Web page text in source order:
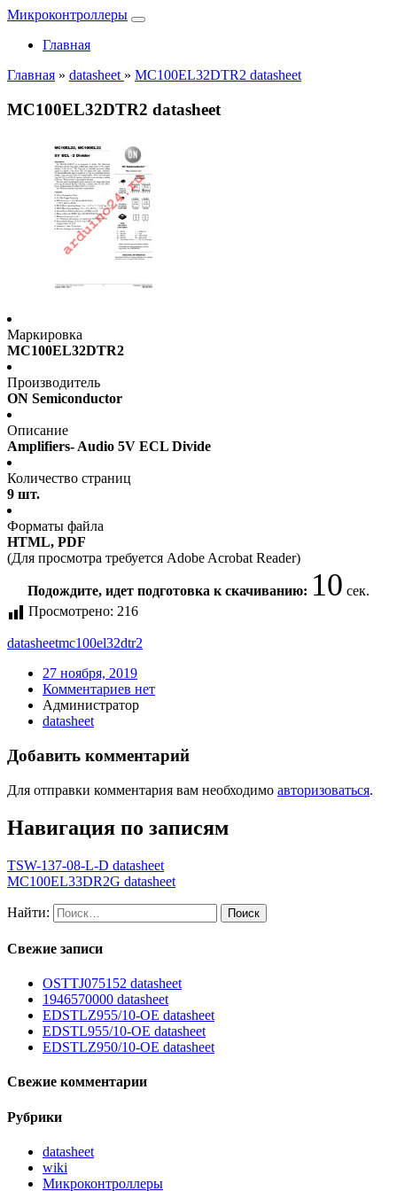
Микроконтроллеры
Главная
Главная » datasheet » MC100EL32DTR2 datasheet
MC100EL32DTR2 datasheet
Маркировка
MC100EL32DTR2
Производитель
ON Semiconductor
Описание
Amplifiers- Audio 5V ECL Divide
Количество страниц
9 шт.
Форматы файла
HTML, PDF
(Для просмотра требуется Adobe Acrobat Reader)
Подождите, идет подготовка к скачиванию: 10 сек.
Просмотрено: 216
datasheetmc100el32dtr2
27 ноября, 2019
Комментариев нет
Администратор
datasheet
Добавить комментарий
Для отправки комментария вам необходимо авторизоваться.
Навигация по записям
TSW-137-08-L-D datasheet
MC100EL33DR2G datasheet
Найти:
Свежие записи
OSTTJ075152 datasheet
1946570000 datasheet
EDSTLZ955/10-OE datasheet
EDSTL955/10-OE datasheet
EDSTLZ950/10-OE datasheet
Свежие комментарии
Рубрики
datasheet
wiki
Микроконтроллеры